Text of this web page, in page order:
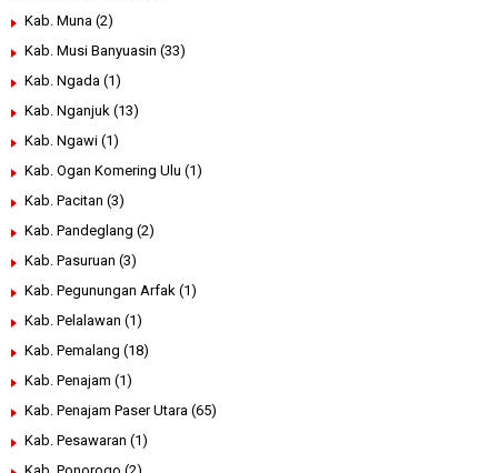
Kab. Muna (2)
Kab. Musi Banyuasin (33)
Kab. Ngada (1)
Kab. Nganjuk (13)
Kab. Ngawi (1)
Kab. Ogan Komering Ulu (1)
Kab. Pacitan (3)
Kab. Pandeglang (2)
Kab. Pasuruan (3)
Kab. Pegunungan Arfak (1)
Kab. Pelalawan (1)
Kab. Pemalang (18)
Kab. Penajam (1)
Kab. Penajam Paser Utara (65)
Kab. Pesawaran (1)